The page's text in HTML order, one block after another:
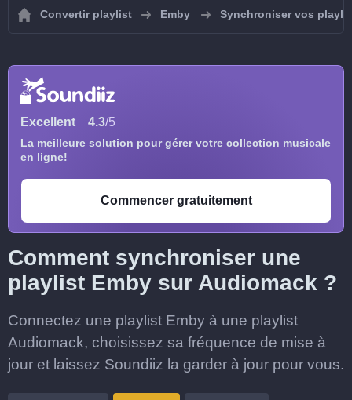
Convertir playlist Emby Synchroniser vos
Excellent 4.3/5
La meilleure solution pour gérer votre collection musicale
en ligne!
Commencer gratuitement
Comment synchroniser une
playlist Emby sur Audiomack ?
Connectez une playlist Emby à une playlist
Audiomack, choisissez sa fréquence de mise à
jour et laissez Soundiiz la garder à jour pour vous.